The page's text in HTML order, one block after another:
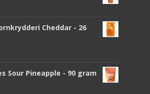
Cheddar - 26
Sour Pineapple - 90 gram